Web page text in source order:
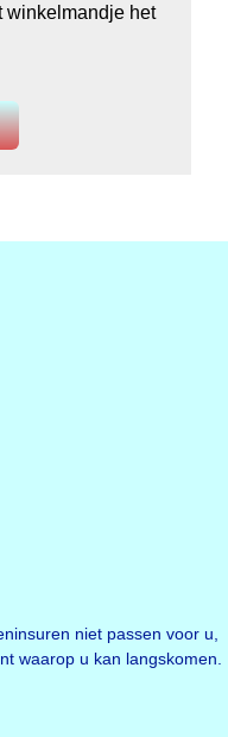
winkelmandje het
niet passen voor u,
waarop u kan langskomen.